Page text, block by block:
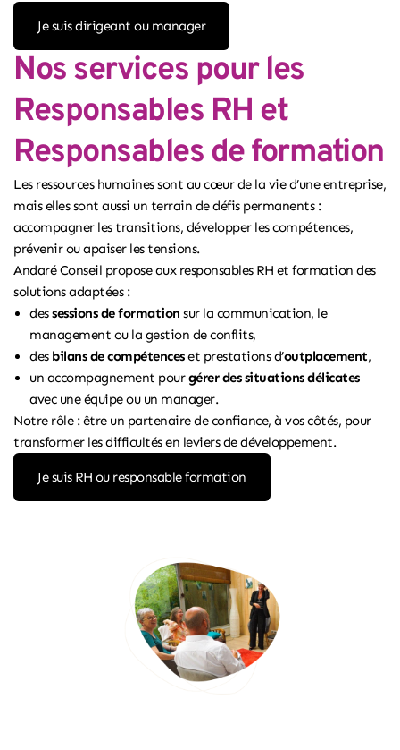
Je suis dirigeant ou manager
Nos services pour les
Responsables RH et
Responsables de formation
Les ressources humaines sont au cœur de la vie d’une entreprise,
mais elles sont aussi un terrain de défis permanents :
accompagner les transitions, développer les compétences,
prévenir ou apaiser les tensions.
Andaré Conseil propose aux responsables RH et formation des
solutions adaptées :
dessessions de formation sur la communication, le
management ou la gestion de conflits,
des bilans de compétenceset prestations d’outplacement,
un accompagnement pourgérer des situations délicates
avec une équipe ou un manager.
Notre rôle : être un partenaire de confiance, à vos côtés, pour
transformer les difficultés en leviers de développement.
Je suis RH ou responsable formation